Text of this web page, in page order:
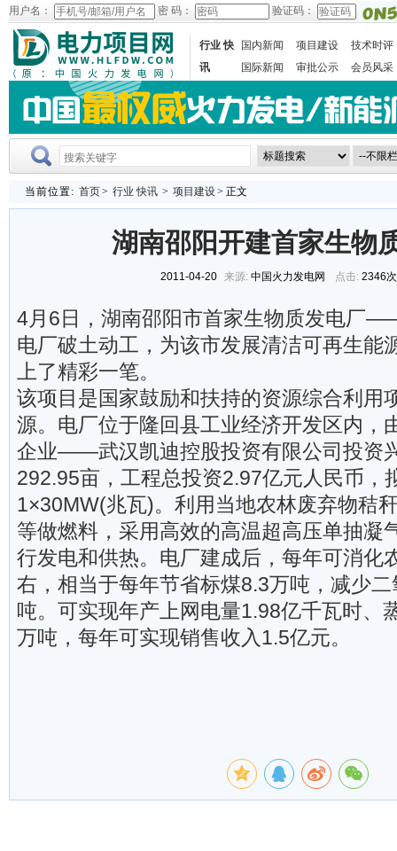
用户名： 密 码： 验证码：
行业 快
讯
国内新闻 项目建设
技术时评
国际新闻
审批公示 会员风采
当前位置: 首页> 行业 快讯 > 项目建设> 正文
湖南邵阳开建首家生物
2011-04-20 来源: 中国火力发电网 点击: 2346
4月6日，湖南邵阳市首家生物质发电厂
电厂破土动工，为该市发展清洁可再生能
上了精彩一笔。
该项目是国家鼓励和扶持的资源综合利用
源。电厂位于隆回县工业经济开发区内，
企业——武汉凯迪控股投资有限公司投资
292.95亩，工程总投资2.97亿元人民币，
1×30MW(兆瓦)。利用当地农林废弃物秸
等做燃料，采用高效的高温超高压单抽凝
行发电和供热。电厂建成后，每年可消化
右，相当于每年节省标煤8.3万吨，减少
吨。可实现年产上网电量1.98亿千瓦时、
万吨，每年可实现销售收入1.5亿元。